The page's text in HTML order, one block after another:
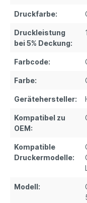
Druckfarbe:
Druckleistung
bei 5% Deckung:
Farbcode:
Farbe:
Gerätehersteller:
Kompatibel zu
OEM:
Kompatible
Druckermodelle:
Modell: